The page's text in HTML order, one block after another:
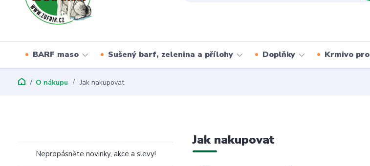
BARF maso Sušený barf, zelenina a přílohy Doplňky Krmivo
O nákupu Jak nakupovat
Nepropásněte novinky, akce a slevy!
Jak nakupovat